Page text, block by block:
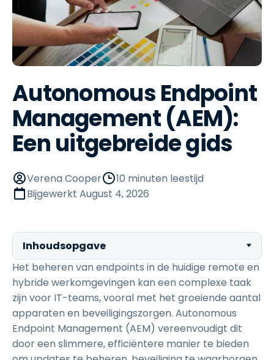
Autonomous Endpoint
Management (AEM):
Een uitgebreide gids
Verena Cooper
10 minuten leestijd
Bijgewerkt August 4, 2026
Inhoudsopgave
Het beheren van endpoints in de huidige remote en
hybride werkomgevingen kan een complexe taak
zijn voor IT-teams, vooral met het groeiende aantal
apparaten en beveiligingszorgen. Autonomous
Endpoint Management (AEM) vereenvoudigt dit
door een slimmere, efficiëntere manier te bieden